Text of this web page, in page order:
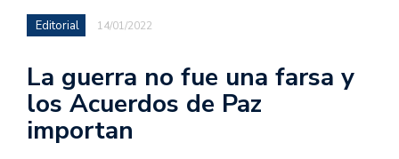
Editorial 14/01/2022
La guerra no fue una farsa y
los Acuerdos de Paz
importan